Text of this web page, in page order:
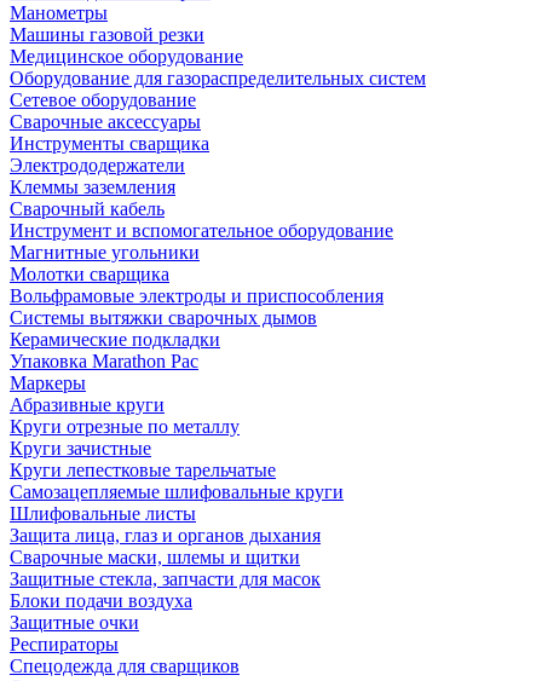
Манометры
Машины газовой резки
Медицинское оборудование
Оборудование для газораспределительных систем
Сетевое оборудование
Сварочные аксессуары
Инструменты сварщика
Электрододержатели
Клеммы заземления
Сварочный кабель
Инструмент и вспомогательное оборудование
Магнитные угольники
Молотки сварщика
Вольфрамовые электроды и приспособления
Системы вытяжки сварочных дымов
Керамические подкладки
Упаковка Marathon Pac
Маркеры
Абразивные круги
Круги отрезные по металлу
Круги зачистные
Круги лепестковые тарельчатые
Самозацепляемые шлифовальные круги
Шлифовальные листы
Защита лица, глаз и органов дыхания
Сварочные маски, шлемы и щитки
Защитные стекла, запчасти для масок
Блоки подачи воздуха
Защитные очки
Респираторы
Спецодежда для сварщиков